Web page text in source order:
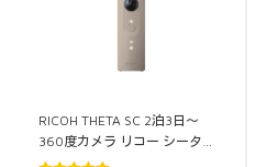
RICOH THETA SC 2泊3日～
360度カメラ リコー シータ…